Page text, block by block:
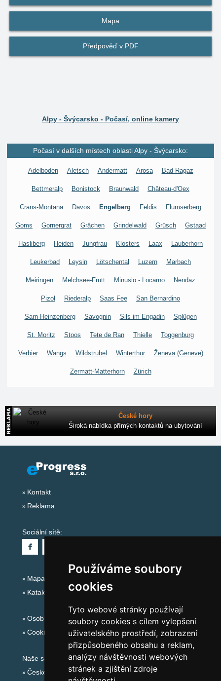
Používáme soubory
cookies
Tyto webové stránky používají
soubory cookies s cílem vylepšení
uživatelského prostředí, zobrazení
přizpůsobeného obsahu a reklam,
analýzy návštěvnosti webových
stránek a zjištění zdroje
Mapa
Předpověď v PDF
Alpy - Švýcarsko - Počasí, online kamery
Počasí v dalších místech oblasti Alpy - Švýcarsko:
Adelboden Aletsch Andermatt Arosa Bad Ragaz
Bettmeralp Bonistock Braunwald Château-d'Oex
Crans-Montana Davos Engelberg Feldis Flumserberg
Goms Gornergrat Grächen Grindelwald Grüsch Gstaad
Hasliberg Heiden Jungfrau Klosters Laax Lauberhorn
Leukerbad Leysin Lötschental Luzern Marbach
Meiringen Melchsee-Frutt Minusio - Locarno Nendaz
Pizol Riederalp Saas Fee San Bernardino
Sarn-Heinzenberg Savognin Sils im Engadin Splügen
St. Moritz Stoos Tete de Ran Thielle Toggenburg
Verbier Wangs Wildstrubel Winterthur Ženeva (Geneve)
Zermatt-Matterhorn Zürich
České hory
Široká nabídka přímých kontaktů na ubytování
Kontakt
Reklama
Sociální sítě:
Mapa serveru Alpy - Švýcarsko
Katalog ubytování
Osobní údaje
Cookies
Naše servery:
České hory